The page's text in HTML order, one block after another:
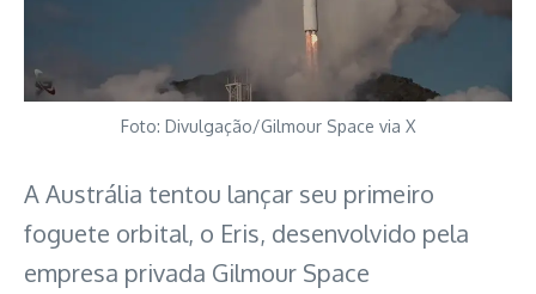
Foto: Divulgação/Gilmour Space via X
A Austrália tentou lançar seu primeiro
foguete orbital, o Eris, desenvolvido pela
empresa privada Gilmour Space